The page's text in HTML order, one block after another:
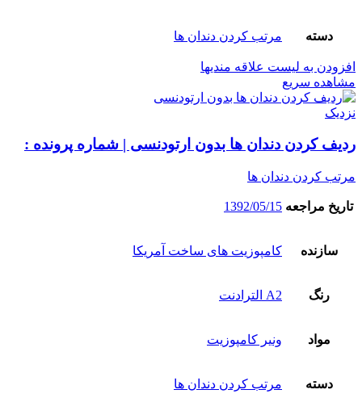
دسته مرتب کردن دندان ها
افزودن به لیست علاقه مندیها
مشاهده سریع
نزدیک
ردیف کردن دندان ها بدون ارتودنسی | شماره پرونده :
مرتب کردن دندان ها
تاریخ مراجعه 1392/05/15
سازنده کامپوزیت های ساخت آمریکا
رنگ A2 الترادنت
مواد ونیر کامپوزیت
دسته مرتب کردن دندان ها